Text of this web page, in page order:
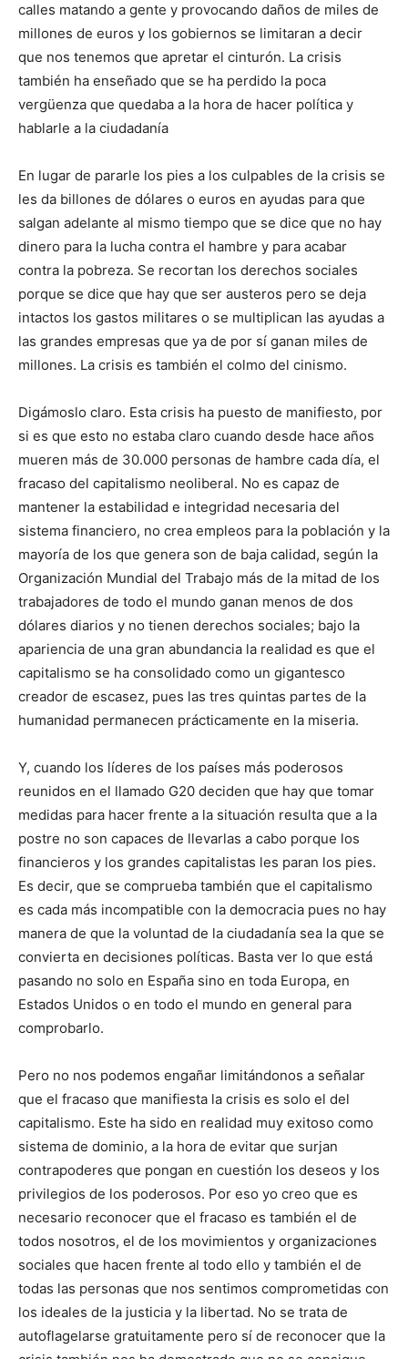
calles matando a gente y provocando daños de miles de
millones de euros y los gobiernos se limitaran a decir
que nos tenemos que apretar el cinturón. La crisis
también ha enseñado que se ha perdido la poca
vergüenza que quedaba a la hora de hacer política y
hablarle a la ciudadanía
En lugar de pararle los pies a los culpables de la crisis se
les da billones de dólares o euros en ayudas para que
salgan adelante al mismo tiempo que se dice que no hay
dinero para la lucha contra el hambre y para acabar
contra la pobreza. Se recortan los derechos sociales
porque se dice que hay que ser austeros pero se deja
intactos los gastos militares o se multiplican las ayudas a
las grandes empresas que ya de por sí ganan miles de
millones. La crisis es también el colmo del cinismo.
Digámoslo claro. Esta crisis ha puesto de manifiesto, por
si es que esto no estaba claro cuando desde hace años
mueren más de 30.000 personas de hambre cada día, el
fracaso del capitalismo neoliberal. No es capaz de
mantener la estabilidad e integridad necesaria del
sistema financiero, no crea empleos para la población y la
mayoría de los que genera son de baja calidad, según la
Organización Mundial del Trabajo más de la mitad de los
trabajadores de todo el mundo ganan menos de dos
dólares diarios y no tienen derechos sociales; bajo la
apariencia de una gran abundancia la realidad es que el
capitalismo se ha consolidado como un gigantesco
creador de escasez, pues las tres quintas partes de la
humanidad permanecen prácticamente en la miseria.
Y, cuando los líderes de los países más poderosos
reunidos en el llamado G20 deciden que hay que tomar
medidas para hacer frente a la situación resulta que a la
postre no son capaces de llevarlas a cabo porque los
financieros y los grandes capitalistas les paran los pies.
Es decir, que se comprueba también que el capitalismo
es cada más incompatible con la democracia pues no hay
manera de que la voluntad de la ciudadanía sea la que se
convierta en decisiones políticas. Basta ver lo que está
pasando no solo en España sino en toda Europa, en
Estados Unidos o en todo el mundo en general para
comprobarlo.
Pero no nos podemos engañar limitándonos a señalar
que el fracaso que manifiesta la crisis es solo el del
capitalismo. Este ha sido en realidad muy exitoso como
sistema de dominio, a la hora de evitar que surjan
contrapoderes que pongan en cuestión los deseos y los
privilegios de los poderosos. Por eso yo creo que es
necesario reconocer que el fracaso es también el de
todos nosotros, el de los movimientos y organizaciones
sociales que hacen frente al todo ello y también el de
todas las personas que nos sentimos comprometidas con
los ideales de la justicia y la libertad. No se trata de
autoflagelarse gratuitamente pero sí de reconocer que la